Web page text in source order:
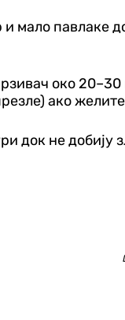
мало павлаке
око
ако
док не